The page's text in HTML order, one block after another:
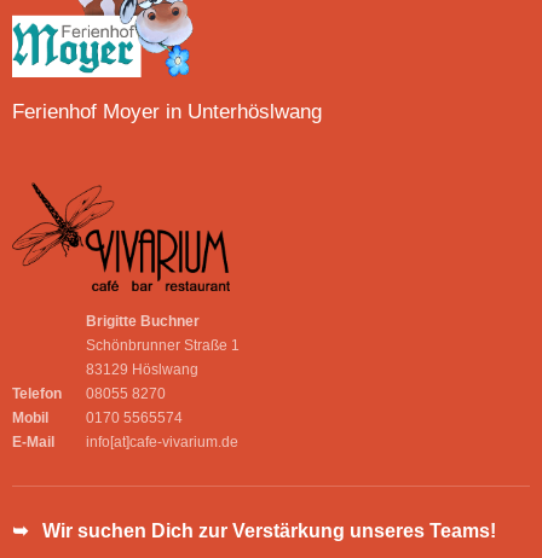
Ferienhof Moyer in Unterhöslwang
Brigitte Buchner
Schönbrunner Straße 1
83129 Höslwang
Telefon
08055 8270
Mobil
0170 5565574
E-Mail
info[at]cafe-vivarium.de
➥ Wir suchen Dich zur Verstärkung unseres Teams!